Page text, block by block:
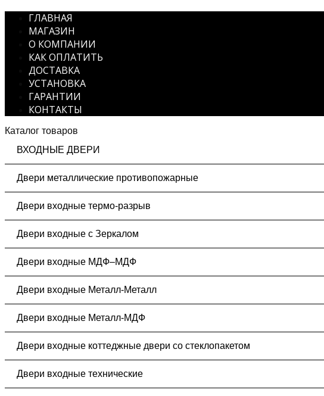
ГЛАВНАЯ
МАГАЗИН
О КОМПАНИИ
КАК ОПЛАТИТЬ
ДОСТАВКА
УСТАНОВКА
ГАРАНТИИ
КОНТАКТЫ
Каталог товаров
ВХОДНЫЕ ДВЕРИ
Двери металлические противопожарные
Двери входные термо-разрыв
Двери входные с Зеркалом
Двери входные МДФ–МДФ
Двери входные Металл-Металл
Двери входные Металл-МДФ
Двери входные коттеджные двери со стеклопакетом
Двери входные технические